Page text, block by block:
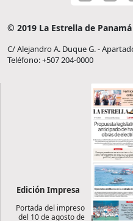
© 2019 La Estrella de Panamá
C/ Alejandro A. Duque G. -
Teléfono: +507 204-0000
Edición Impresa
Portada del impreso
del 10 de agosto de